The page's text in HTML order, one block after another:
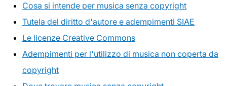
Cosa si intende per musica senza copyright
Tutela del diritto d'autore e adempimenti SIAE
Le licenze Creative Commons
Adempimenti per l'utilizzo di musica non coperta da
copyright